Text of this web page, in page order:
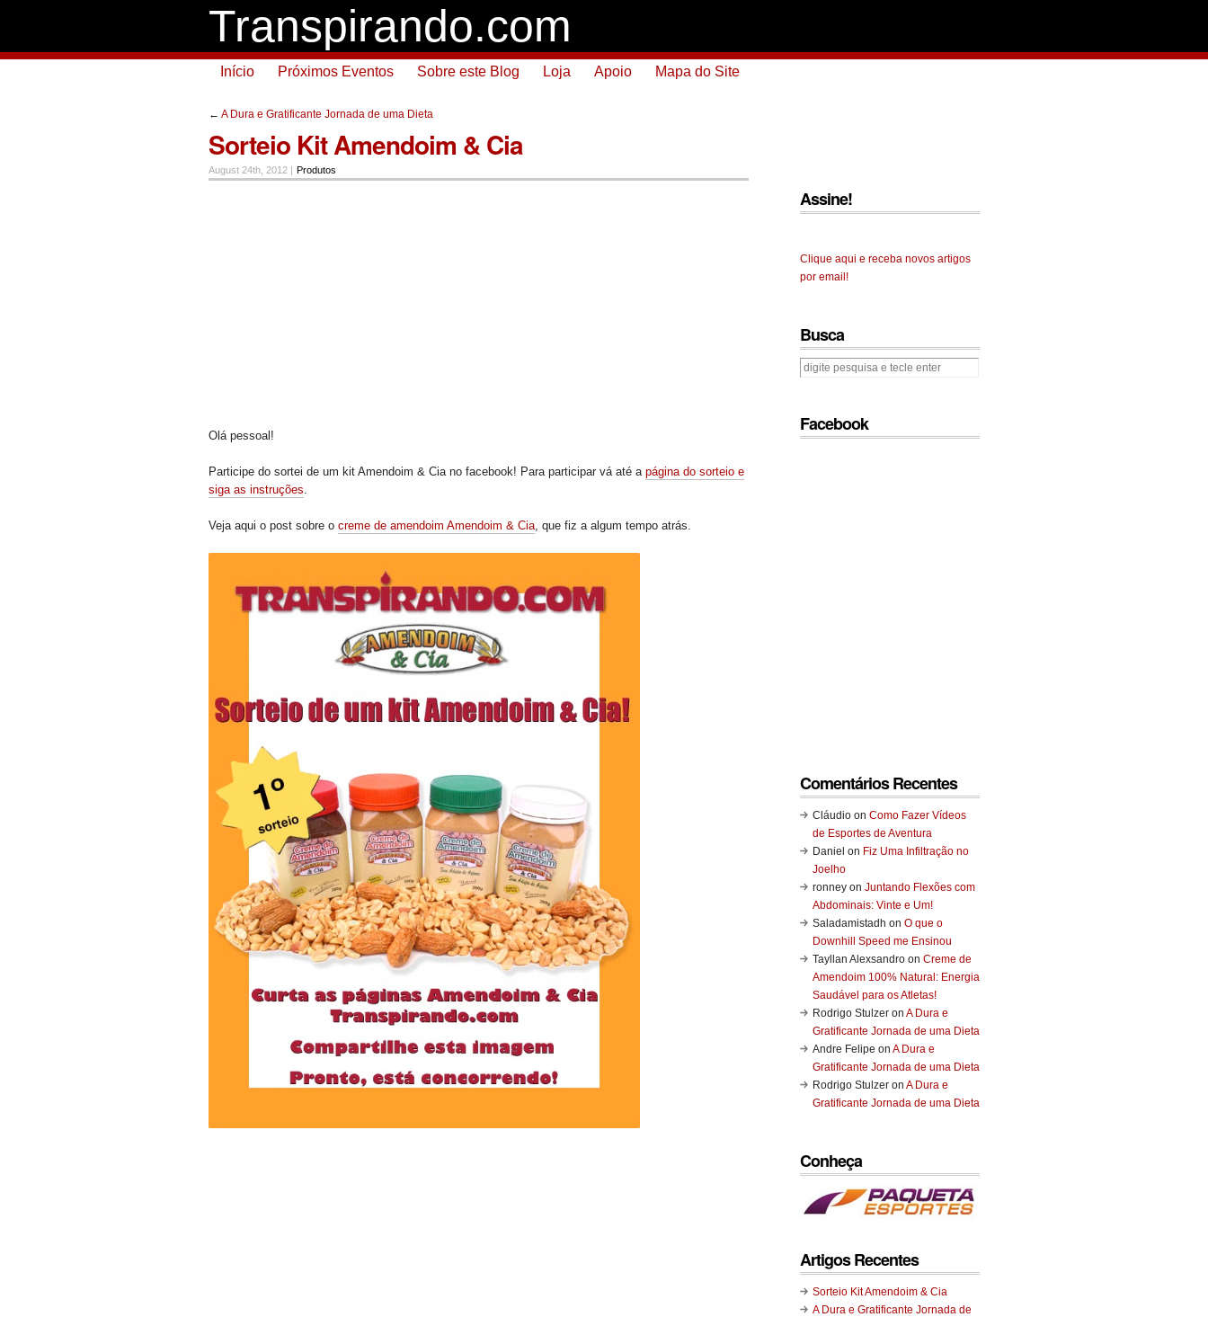
Transpirando.com
Início Próximos Eventos Sobre este Blog Loja Apoio Mapa do Site
← A Dura e Gratificante Jornada de uma Dieta
Sorteio Kit Amendoim & Cia
August 24th, 2012 | Produtos
Olá pessoal!
Participe do sortei de um kit Amendoim & Cia no facebook! Para participar vá até a página do sorteio e
siga as instruções
Veja aqui o post sobre o creme de amendoim Amendoim & Cia , que fiz a algum tempo atrás.
Assine!
Clique aqui e receba novos artigos
por email!
Busca
Facebook
Comentários Recentes
Cláudio on Como Fazer Vídeos
de Esportes de Aventura
Daniel on Fiz Uma Infiltração no
Joelho
ronney on Juntando Flexões com
Abdominais: Vinte e Um!
Saladamistadh on O que o
Downhill Speed me Ensinou
Tayllan Alexsandro on Creme de
Amendoim 100% Natural: Energia
Saudável para os Atletas!
Rodrigo Stulzer on A Dura e
Gratificante Jornada de uma Dieta
Andre Felipe on A Dura e
Gratificante Jornada de uma Dieta
Rodrigo Stulzer on A Dura e
Gratificante Jornada de uma Dieta
Conheça
Artigos Recentes
Sorteio Kit Amendoim & Cia
A Dura e Gratificante Jornada de